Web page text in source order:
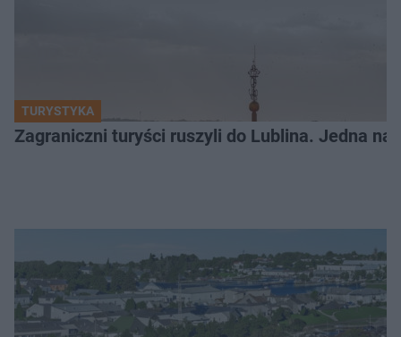
TURYSTYKA
Zagraniczni turyści ruszyli do Lublina. Jedna